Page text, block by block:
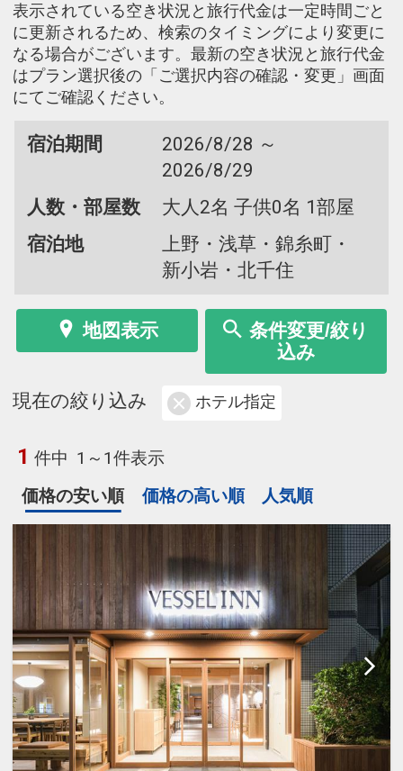
表示されている空き状況と旅行代金は一定時間ごと
に更新されるため、検索のタイミングにより変更に
なる場合がございます。最新の空き状況と旅行代金
はプラン選択後の「ご選択内容の確認・変更」画面
にてご確認ください。
宿泊期間
2026/8/28 ～
2026/8/29
人数・部屋数
大人2名 子供0名 1部屋
宿泊地
上野・浅草・錦糸町・
新小岩・北千住
地図表示
条件変更/絞り
込み
現在の絞り込み ホテル指定
1 件中 1～1件表示
価格の安い順
価格の高い順 人気順